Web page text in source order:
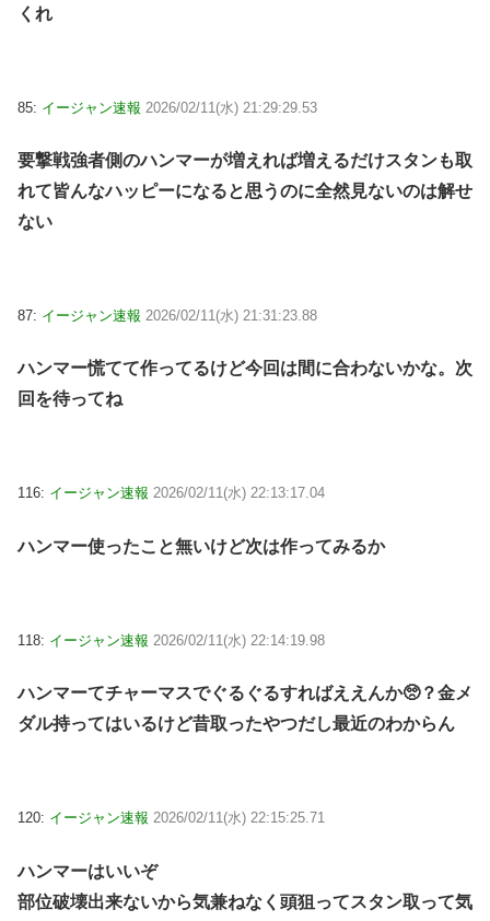
くれ
85: イージャン速報 2026/02/11(水) 21:29:29.53
要撃戦強者側のハンマーが増えれば増えるだけスタンも取
れて皆んなハッピーになると思うのに全然見ないのは解せ
ない
87: イージャン速報 2026/02/11(水) 21:31:23.88
ハンマー慌てて作ってるけど今回は間に合わないかな。次
回を待ってね
116: イージャン速報 2026/02/11(水) 22:13:17.04
ハンマー使ったこと無いけど次は作ってみるか
118: イージャン速報 2026/02/11(水) 22:14:19.98
ハンマーてチャーマスでぐるぐるすればええんか🥺？金メ
ダル持ってはいるけど昔取ったやつだし最近のわからん
120: イージャン速報 2026/02/11(水) 22:15:25.71
ハンマーはいいぞ
部位破壊出来ないから気兼ねなく頭狙ってスタン取って気